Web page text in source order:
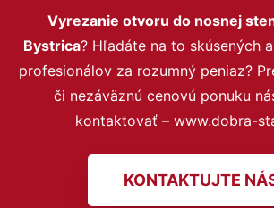
Vyrezanie otvoru do nosnej
Bystrica? Hľadáte na to skúsených
profesionálov za rozumný peniaz?
či nezáväznú cenovú ponuku
kontaktovať – www.dobra-
KONTAKTUJTE